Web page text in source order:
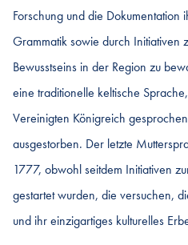
Forschung und die Dokumentation
Grammatik sowie durch Initiativen
Bewusstseins in der Region zu
eine traditionelle keltische
Vereinigten Königreich
ausgestorben. Der letzte
1777, obwohl seitdem Initiativen
gestartet wurden, die versuchen,
und ihr einzigartiges kulturelles